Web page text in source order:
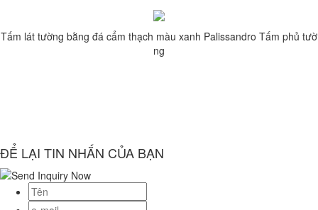
Tấm lát tường bằng đá cẩm thạch màu xanh Palissandro Tấm phủ tườ
ng
ĐỂ LẠI TIN NHẮN CỦA BẠN